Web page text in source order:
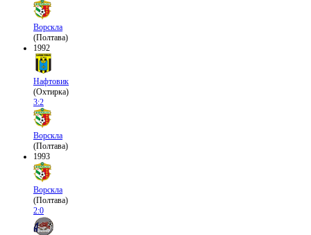
Ворскла
(Полтава)
1992
Нафтовик
(Охтирка)
3:2
Ворскла
(Полтава)
1993
Ворскла
(Полтава)
2:0